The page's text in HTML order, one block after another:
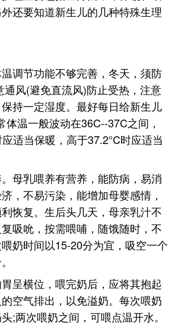
还要知道新生儿的几种特殊生理
调节功能不够完善，冬天，须防
通风(避免直流风)防止受热，注意
保持一定湿度。最好每日给新生儿
体温一般波动在36C--37C之间，
适当保暖，高于37.2°C时应适当
母乳喂养有营养，能防病，易消
，不易污染，能增加母婴感情，
恢复。生后头几天，母亲乳汁不
吸吮，按需喂哺，随饿随时，不
奶时间以15-20分为宜，吸空一个
呈横位，喂完奶后，应将其抱起
空气排出，以免溢奶。每次喂奶
;两次喂奶之间，可喂点温开水。